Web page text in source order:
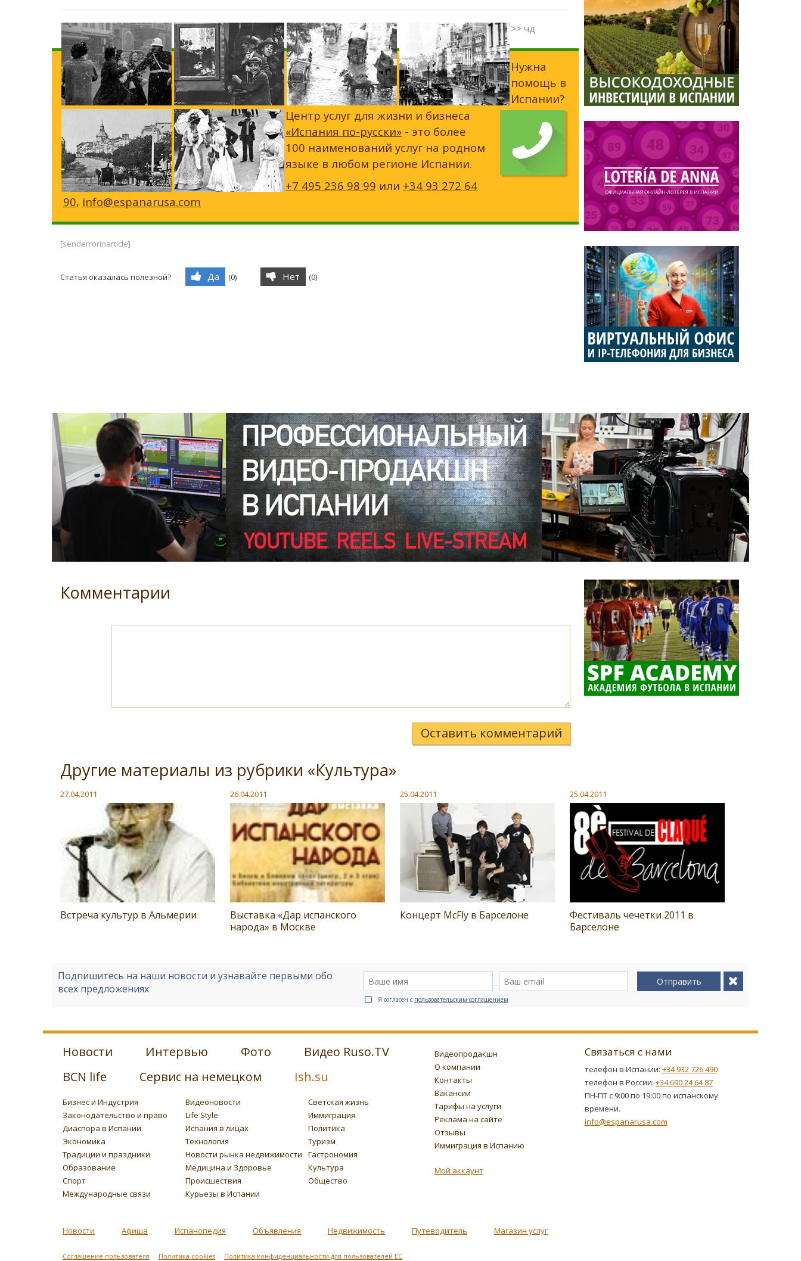
>> чд
Нужна
помощь в
Испании?
Центр услуг для жизни и бизнеса
«Испания по-русски» - это более
100 наименований услуг на родном
языке в любом регионе Испании.
+7 495 236 98 99 или +34 93 272 64
90, info@espanarusa.com
[senderrorinarticle]
Статья оказалась полезной? Да (0) Нет (0)
Комментарии
Оставить комментарий
Другие материалы из рубрики «Культура»
27.04.2011
Встреча культур в Альмерии
26.04.2011
Выставка «Дар испанского
народа» в Москве
25.04.2011
Концерт McFly в Барселоне
25.04.2011
Фестиваль чечетки 2011 в
Барселоне
Подпишитесь на наши новости и узнавайте первыми обо
всех предложениях
Отправить
Я согласен с пользовательским соглашением
Новости Интервью Фото
Видео Ruso.TV
BCN life
Сервис на немецком Ish.su
Бизнес и Индустрия Видеоновости
Светская жизнь
Законодательство и право
Life Style
Иммиграция
Диаспора в Испании
Испания в лицах
Политика
Экономика
Технология
Туризм
Традиции и праздники
Новости рынка недвижимости
Гастрономия
Образование
Медицина и Здоровье
Культура
Спорт
Происшествия
Общество
Международные связи
Курьезы в Испании
Видеопродакшн
О компании
Контакты
Вакансии
Тарифы на услуги
Реклама на сайте
Отзывы
Иммиграция в Испанию
Мой аккаунт
Связаться с нами
телефон в Испании: +34 932 726 490
телефон в России: +34 690 24 64 87
ПН-ПТ с 9:00 по 19:00 по испанскому
времени.
info@espanarusa.com
Новости Афиша Испанопедия Объявления Недвижимость Путеводитель Магазин услуг
Соглашение пользователя Политика cookies
Политика конфиденциальности для пользователей ЕС